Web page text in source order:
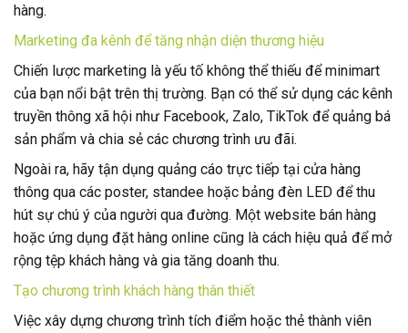
hàng.
Marketing đa kênh để tăng nhận diện thương hiệu
Chiến lược marketing là yếu tố không thể thiếu để minimart
của bạn nổi bật trên thị trường. Bạn có thể sử dụng các kênh
truyền thông xã hội như Facebook, Zalo, TikTok để quảng bá
sản phẩm và chia sẻ các chương trình ưu đãi.
Ngoài ra, hãy tận dụng quảng cáo trực tiếp tại cửa hàng
thông qua các poster, standee hoặc bảng đèn LED để thu
hút sự chú ý của người qua đường. Một website bán hàng
hoặc ứng dụng đặt hàng online cũng là cách hiệu quả để mở
rộng tệp khách hàng và gia tăng doanh thu.
Tạo chương trình khách hàng thân thiết
Việc xây dựng chương trình tích điểm hoặc thẻ thành viên